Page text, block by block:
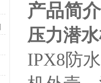
产品简介
压力潜
IPX8防